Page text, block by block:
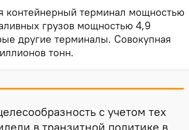
контейнерный терминал мощностью
грузов мощностью 4,9
другие терминалы. Совокупная
тонн.
с учетом тех
в транзитной политике в